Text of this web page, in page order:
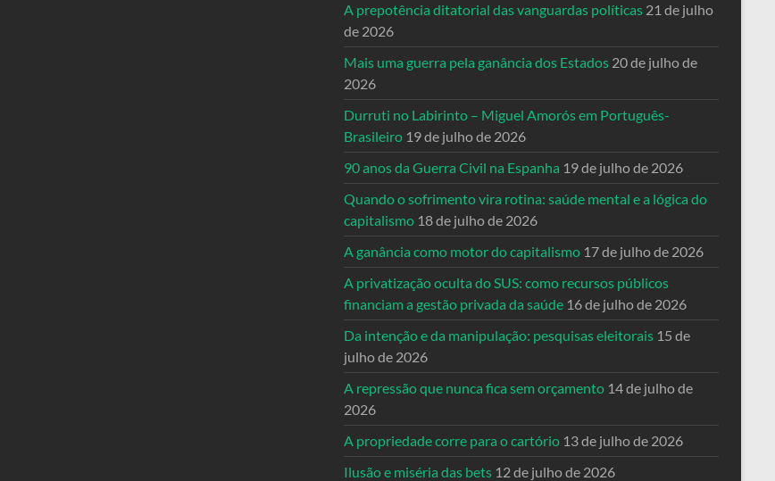
A prepotência ditatorial das vanguardas políticas 21 de julho
de 2026
Mais uma guerra pela ganância dos Estados 20 de julho de
2026
Durruti no Labirinto – Miguel Amorós em Português-
Brasileiro 19 de julho de 2026
90 anos da Guerra Civil na Espanha 19 de julho de 2026
Quando o sofrimento vira rotina: saúde mental e a lógica do
capitalismo 18 de julho de 2026
A ganância como motor do capitalismo 17 de julho de 2026
A privatização oculta do SUS: como recursos públicos
financiam a gestão privada da saúde 16 de julho de 2026
Da intenção e da manipulação: pesquisas eleitorais 15 de
julho de 2026
A repressão que nunca fica sem orçamento 14 de julho de
2026
A propriedade corre para o cartório 13 de julho de 2026
Ilusão e miséria das bets 12 de julho de 2026